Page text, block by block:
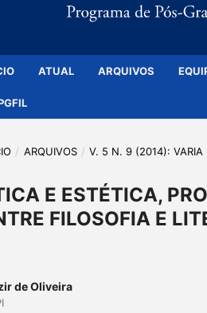
ATUAL ARQUIVOS
/ ARQUIVOS / V. 5 N. 9 (2014): VARIA
E ESTÉTICA,
FILOSOFIA E
de Oliveira